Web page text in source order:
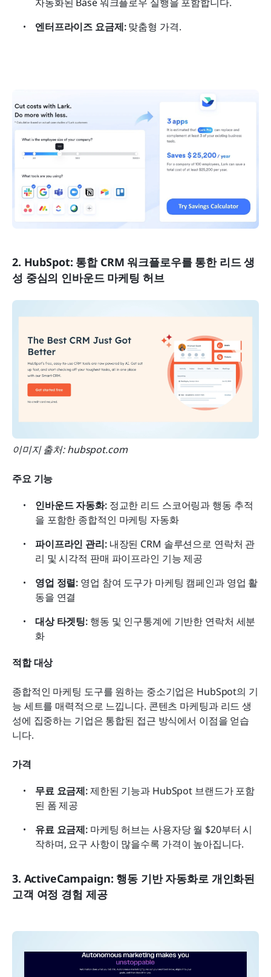
자동화된 Base 워크플로우 실행을 포함합니다.
엔터프라이즈 요금제: 맞춤형 가격.
2. HubSpot: 통합 CRM 워크플로우를 통한 리드 생
성 중심의 인바운드 마케팅 허브
이미지 출처: hubspot.com
주요 기능
인바운드 자동화: 정교한 리드 스코어링과 행동 추적
을 포함한 종합적인 마케팅 자동화
파이프라인 관리: 내장된 CRM 솔루션으로 연락처 관
리 및 시각적 판매 파이프라인 기능 제공
영업 정렬: 영업 참여 도구가 마케팅 캠페인과 영업 활
동을 연결
대상 타겟팅: 행동 및 인구통계에 기반한 연락처 세분
화
적합 대상
종합적인 마케팅 도구를 원하는 중소기업은 HubSpot의 기
능 세트를 매력적으로 느낍니다. 콘텐츠 마케팅과 리드 생
성에 집중하는 기업은 통합된 접근 방식에서 이점을 얻습
니다.
가격
무료 요금제: 제한된 기능과 HubSpot 브랜드가 포함
된 폼 제공
유료 요금제: 마케팅 허브는 사용자당 월 $20부터 시
작하며, 요구 사항이 많을수록 가격이 높아집니다.
3. ActiveCampaign: 행동 기반 자동화로 개인화된
고객 여정 경험 제공